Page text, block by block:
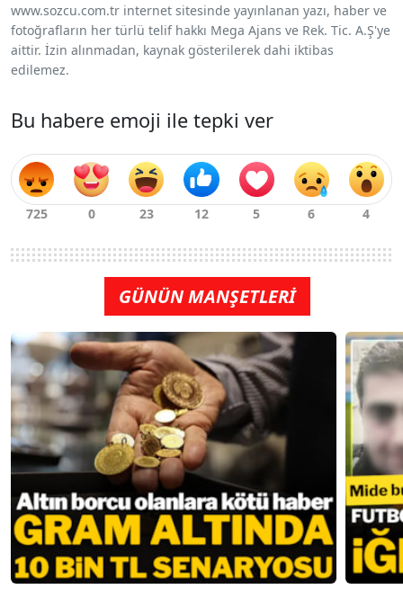
www.sozcu.com.tr internet sitesinde yayınlanan yazı, haber ve
fotoğrafların her türlü telif hakkı Mega Ajans ve Rek. Tic. A.Ş'ye
aittir. İzin alınmadan, kaynak gösterilerek dahi iktibas
edilemez.
Bu habere emoji ile tepki ver
GÜNÜN MANŞETLERİ